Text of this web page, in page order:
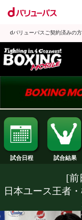
dバリューパスご契約済みの
試合日程 試合